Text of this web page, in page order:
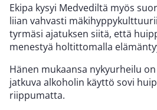
Ekipa kysyi Medvediltä myös
liian vahvasti
tyrmäsi ajatuksen siitä, että
menestyä holtittomalla
Hänen mukaansa nykyurheilu
jatkuva alkoholin käyttö sovi
riippumatta.